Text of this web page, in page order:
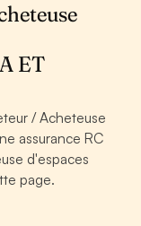
ET
/ Acheteuse
assurance RC
d'espaces
page.